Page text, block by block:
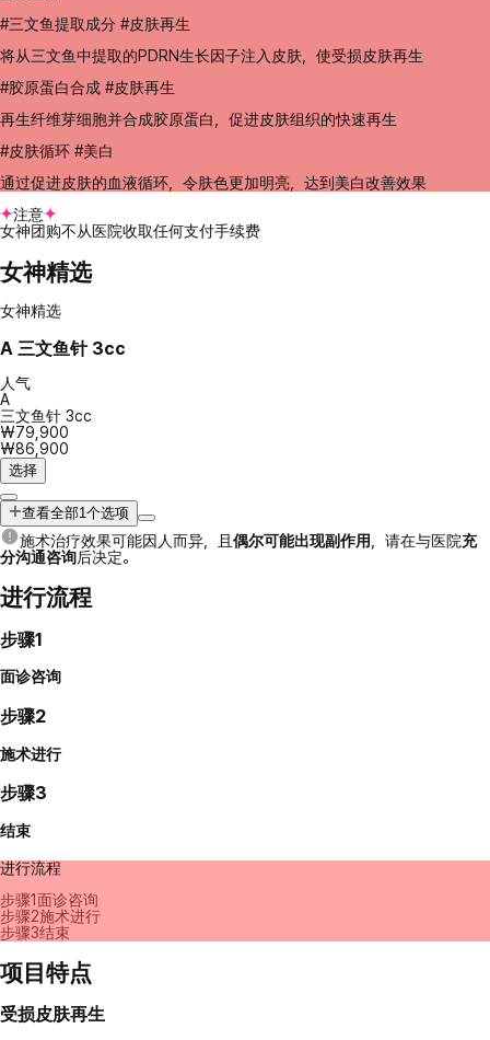
#三文鱼提取成分 #皮肤再生
将从三文鱼中提取的PDRN生长因子注入皮肤，使受损皮肤再生
#胶原蛋白合成 #皮肤再生
再生纤维芽细胞并合成胶原蛋白，促进皮肤组织的快速再生
#皮肤循环 #美白
通过促进皮肤的血液循环，令肤色更加明亮，达到美白改善效果
注意
女神团购不从医院收取任何支付手续费
女神精选
女神精选
A 三文鱼针 3cc
人气
A
三文鱼针 3cc
₩79,900
₩86,900
选择
查看全部1个选项
施术治疗效果可能因人而异，且 偶尔可能出现副作用 ，请在与医院充
分沟通咨询后决定。
进行流程
步骤1
面诊咨询
步骤2
施术进行
步骤3
结束
进行流程
步骤1面诊咨询
步骤2施术进行
步骤3结束
项目特点
受损皮肤再生